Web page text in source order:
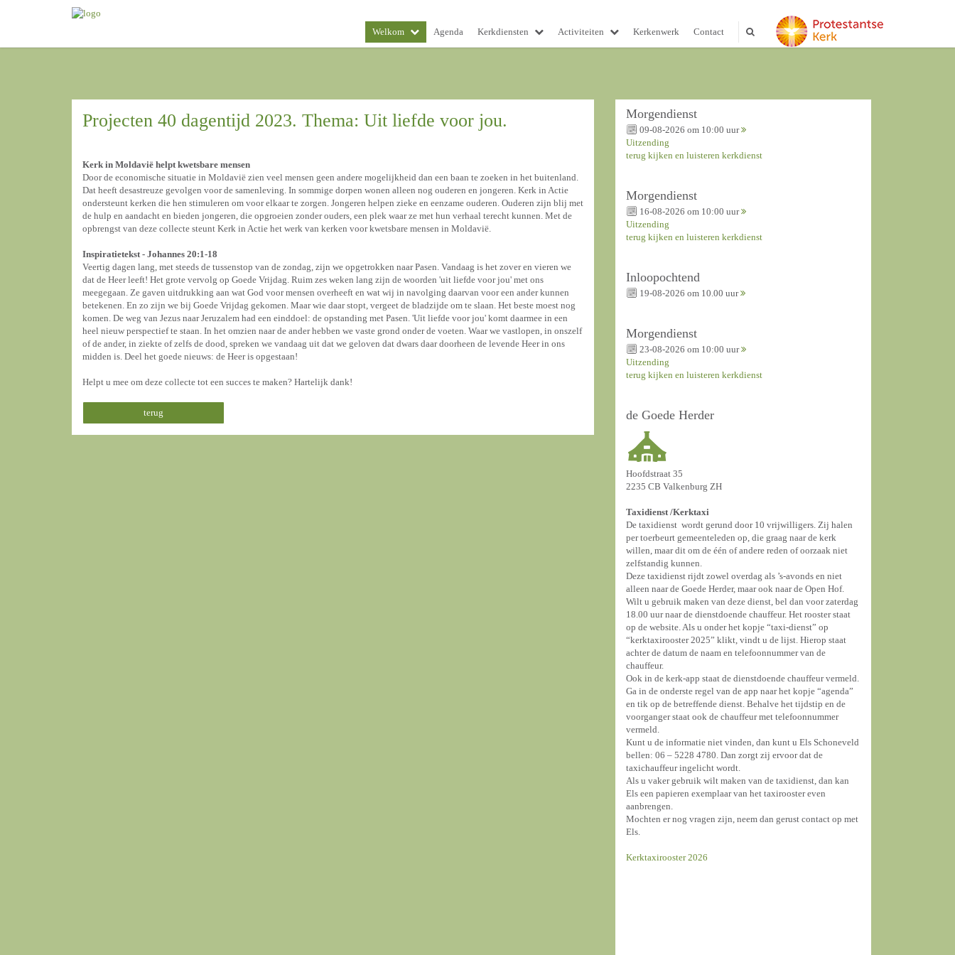
Welkom Agenda Kerkdiensten Activiteiten Kerkenwerk Contact
Projecten 40 dagentijd 2023. Thema: Uit liefde voor jou.
Kerk in Moldavië helpt kwetsbare mensen
Door de economische situatie in Moldavië zien veel mensen geen andere mogelijkheid dan een baan te zoeken in het buitenland.
Dat heeft desastreuze gevolgen voor de samenleving. In sommige dorpen wonen alleen nog ouderen en jongeren. Kerk in Actie
ondersteunt kerken die hen stimuleren om voor elkaar te zorgen. Jongeren helpen zieke en eenzame ouderen. Ouderen zijn blij met
de hulp en aandacht en bieden jongeren, die opgroeien zonder ouders, een plek waar ze met hun verhaal terecht kunnen. Met de
opbrengst van deze collecte steunt Kerk in Actie het werk van kerken voor kwetsbare mensen in Moldavië.
Inspiratietekst - Johannes 20:1-18
Veertig dagen lang, met steeds de tussenstop van de zondag, zijn we opgetrokken naar Pasen. Vandaag is het zover en vieren we
dat de Heer leeft! Het grote vervolg op Goede Vrijdag. Ruim zes weken lang zijn de woorden 'uit liefde voor jou' met ons
meegegaan. Ze gaven uitdrukking aan wat God voor mensen overheeft en wat wij in navolging daarvan voor een ander kunnen
betekenen. En zo zijn we bij Goede Vrijdag gekomen. Maar wie daar stopt, vergeet de bladzijde om te slaan. Het beste moest nog
komen. De weg van Jezus naar Jeruzalem had een einddoel: de opstanding met Pasen. 'Uit liefde voor jou' komt daarmee in een
heel nieuw perspectief te staan. In het omzien naar de ander hebben we vaste grond onder de voeten. Waar we vastlopen, in onszelf
of de ander, in ziekte of zelfs de dood, spreken we vandaag uit dat we geloven dat dwars daar doorheen de levende Heer in ons
midden is. Deel het goede nieuws: de Heer is opgestaan!
Helpt u mee om deze collecte tot een succes te maken? Hartelijk dank!
terug
Morgendienst
09-08-2026 om 10:00 uur
Uitzending
terug kijken en luisteren kerkdienst
Morgendienst
16-08-2026 om 10:00 uur
Uitzending
terug kijken en luisteren kerkdienst
Inloopochtend
19-08-2026 om 10.00 uur
Morgendienst
23-08-2026 om 10:00 uur
Uitzending
terug kijken en luisteren kerkdienst
de Goede Herder
Hoofdstraat 35
2235 CB Valkenburg ZH
Taxidienst /Kerktaxi
De taxidienst wordt gerund door 10 vrijwilligers. Zij halen
per toerbeurt gemeenteleden op, die graag naar de kerk
willen, maar dit om de één of andere reden of oorzaak niet
zelfstandig kunnen.
Deze taxidienst rijdt zowel overdag als ’s-avonds en niet
alleen naar de Goede Herder, maar ook naar de Open Hof.
Wilt u gebruik maken van deze dienst, bel dan voor zaterdag
18.00 uur naar de dienstdoende chauffeur. Het rooster staat
op de website. Als u onder het kopje “taxi-dienst” op
“kerktaxirooster 2025” klikt, vindt u de lijst. Hierop staat
achter de datum de naam en telefoonnummer van de
chauffeur.
Ook in de kerk-app staat de dienstdoende chauffeur vermeld.
Ga in de onderste regel van de app naar het kopje “agenda”
en tik op de betreffende dienst. Behalve het tijdstip en de
voorganger staat ook de chauffeur met telefoonnummer
vermeld.
Kunt u de informatie niet vinden, dan kunt u Els Schoneveld
bellen: 06 – 5228 4780. Dan zorgt zij ervoor dat de
taxichauffeur ingelicht wordt.
Als u vaker gebruik wilt maken van de taxidienst, dan kan
Els een papieren exemplaar van het taxirooster even
aanbrengen.
Mochten er nog vragen zijn, neem dan gerust contact op met
Els.
Kerktaxirooster 2026